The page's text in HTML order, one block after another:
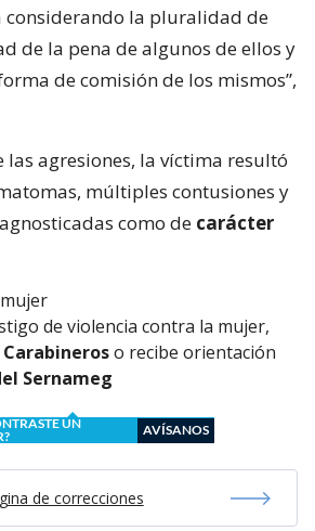
considerando la pluralidad de
de la pena de algunos de ellos y
de comisión de los mismos”,
las agresiones, la víctima resultó
múltiples contusiones y
como de carácter
de violencia contra la mujer,
Carabineroso recibe orientación
Sernameg
UN
AVÍSANOS
de correcciones